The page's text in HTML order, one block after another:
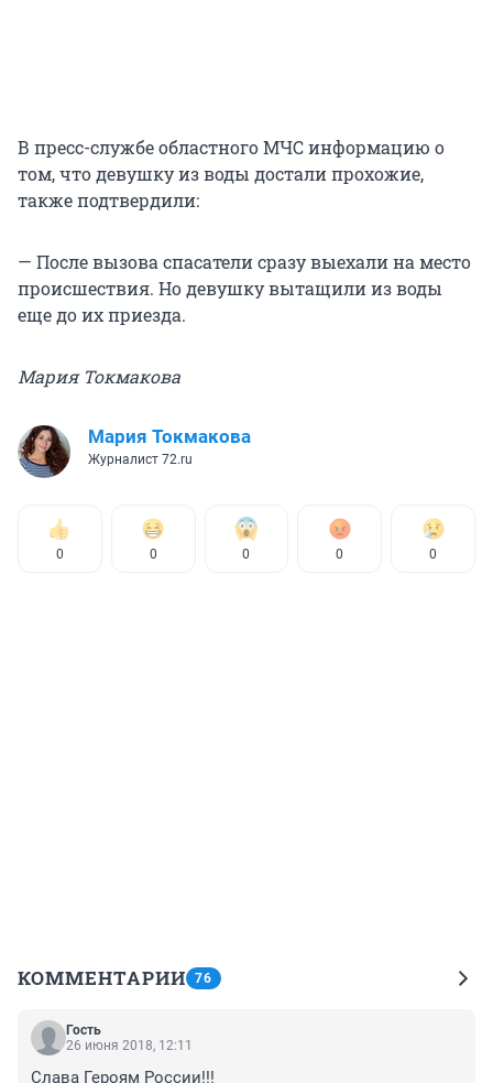
В пресс-службе областного МЧС информацию о
том, что девушку из воды достали прохожие,
также подтвердили:
— После вызова спасатели сразу выехали на место
происшествия. Но девушку вытащили из воды
еще до их приезда.
Мария Токмакова
Мария Токмакова
Журналист 72.ru
0 0 0 0 0
КОММЕНТАРИИ 76
Гость
26 июня 2018, 12:11
Слава Героям России!!!